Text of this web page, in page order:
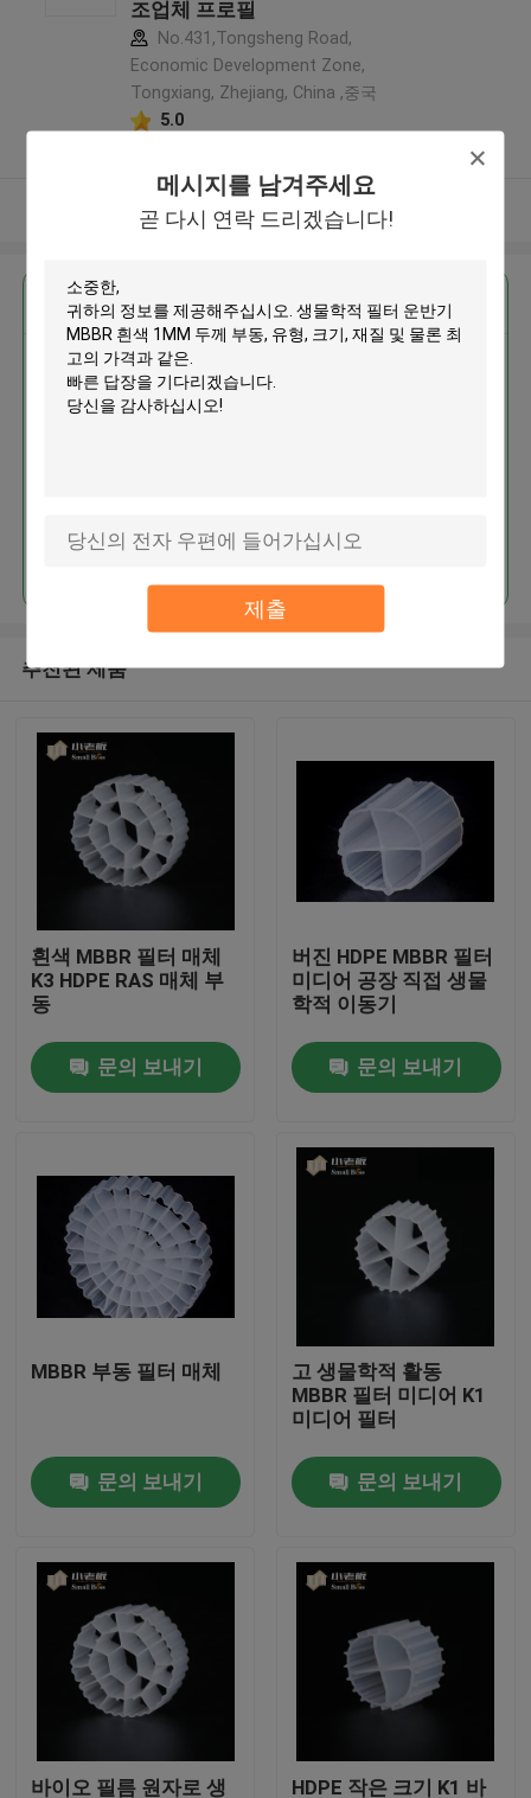
메시지를 남겨주세요
곧 다시 연락 드리겠습니다!
제출
회사 소개
문의하기
블로그
조회를 요청하다
MBBR 필터 미디어
MBBR 전기 매체
조업체 프로필
No.431,Tongsheng Road,
Economic Development Zone,
Tongxiang, Zhejiang, China ,중국
5.0
더 많은 것을 전망하십시오
가장 저렴 한 가격 으로
생물학적 필터 운반기 MBBR 흰색
1MM 두께 부동
계속하다
추천된 제품
흰색 MBBR 필터 매체
K3 HDPE RAS 매체 부
동
문의 보내기
버진 HDPE MBBR 필터
미디어 공장 직접 생물
학적 이동기
문의 보내기
MBBR 부동 필터 매체
문의 보내기
고 생물학적 활동
MBBR 필터 미디어 K1
미디어 필터
문의 보내기
바이오 필름 원자로 생 HDPE 작은 크기 K1 바